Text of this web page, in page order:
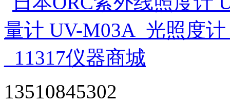
13510845302